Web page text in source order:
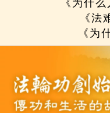
《为什
《法
《为